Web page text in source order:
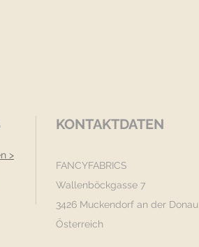
>
KONTAKTDATEN
FANCYFABRICS
Wallenböckgasse 7
3426 Muckendorf an der Donau
Österreich